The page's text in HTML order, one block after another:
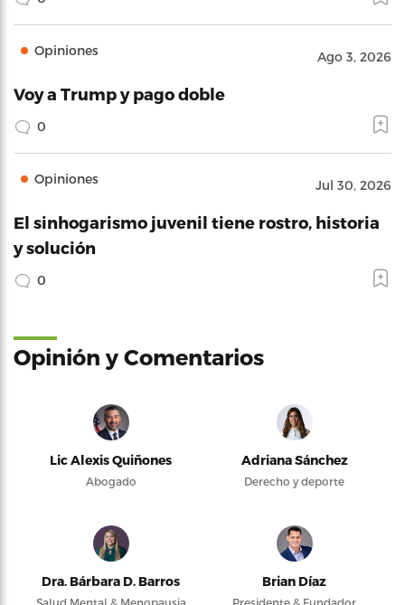
Opiniones Ago 3, 2026
Voy a Trump y pago doble
0
Opiniones Jul 30, 2026
El sinhogarismo juvenil tiene rostro, historia
y solución
0
Opinión y Comentarios
Lic Alexis Quiñones
Abogado
Adriana Sánchez
Derecho y deporte
Dra. Bárbara D. Barros
Salud Mental & Menopausia
Brian Díaz
Presidente & Fundador